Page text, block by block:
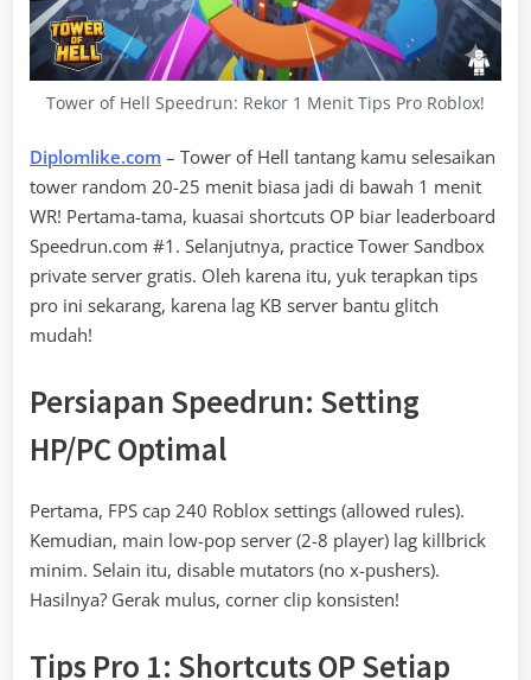
Tower of Hell Speedrun: Rekor 1 Menit Tips Pro Roblox!
Diplomlike.com – Tower of Hell tantang kamu selesaikan
tower random 20-25 menit biasa jadi di bawah 1 menit
WR! Pertama-tama, kuasai shortcuts OP biar leaderboard
Speedrun.com #1. Selanjutnya, practice Tower Sandbox
private server gratis. Oleh karena itu, yuk terapkan tips
pro ini sekarang, karena lag KB server bantu glitch
mudah!
Persiapan Speedrun: Setting
HP/PC Optimal
Pertama, FPS cap 240 Roblox settings (allowed rules).
Kemudian, main low-pop server (2-8 player) lag killbrick
minim. Selain itu, disable mutators (no x-pushers).
Hasilnya? Gerak mulus, corner clip konsisten!
Tips Pro 1: Shortcuts OP Setiap